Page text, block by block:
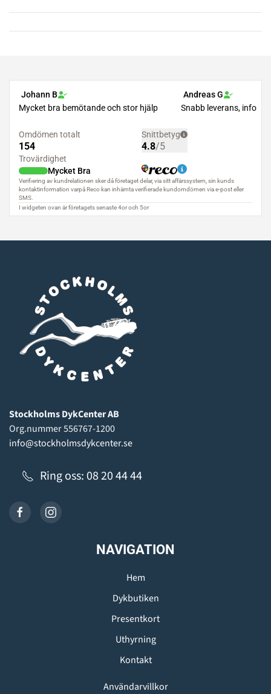
Stockholms DykCenter AB
Org.nummer 556767-1200
info@stockholmsdykcenter.se
Ring oss: 08 20 44 44
NAVIGATION
Hem
Dykbutiken
Presentkort
Uthyrning
Kontakt
Användarvillkor